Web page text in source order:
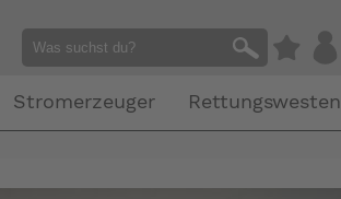
Stromerzeuger Rettungswesten